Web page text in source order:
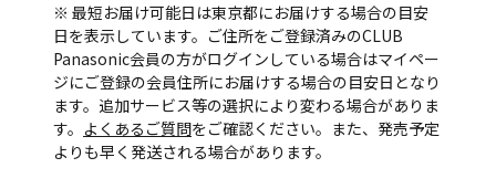
※ 最短お届け可能日は東京都にお届けする場合の目安
日を表示しています。ご住所をご登録済みのCLUB
Panasonic会員の方がログインしている場合はマイペー
ジにご登録の会員住所にお届けする場合の目安日となり
ます。追加サービス等の選択により変わる場合がありま
す。 よくあるご質問をご確認ください。また、発売予定
よりも早く発送される場合があります。